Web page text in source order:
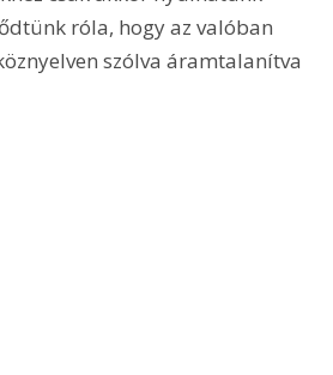
róla, hogy az valóban
szólva áramtalanítva